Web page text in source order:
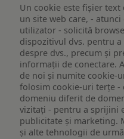
Un cookie este fişier
un site web care, -
utilizator - solicită
dispozitivul dvs. pentru
despre dvs., precum și
informații de conectare.
de noi și numite cookie-
folosim cookie-uri terțe
domeniu diferit de
vizitați - pentru a sprijini
publicitate și marketing.
și alte tehnologii de